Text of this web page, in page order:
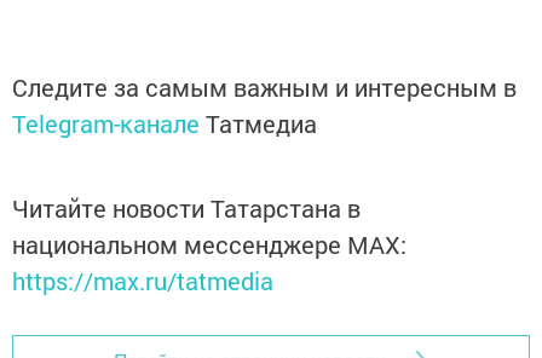
Следите за самым важным и интересным в
Telegram-канале Татмедиа
Читайте новости Татарстана в
национальном мессенджере MАХ:
https://max.ru/tatmedia